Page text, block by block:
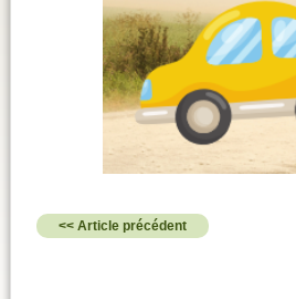
<< Article précédent